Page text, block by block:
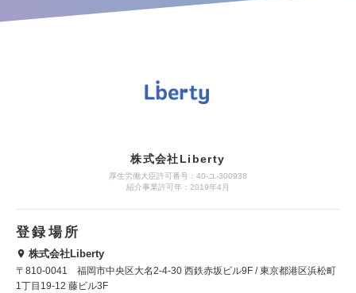
株式会社Liberty
厚生労働大臣許可番号：40-ユ-300938
紹介事業許可年：2019年4月
登録場所
株式会社Liberty
〒810-0041 福岡市中央区大名2-4-30 西鉄赤坂ビル9F / 東京都港区浜松町
1丁目19-12 藤ビル3F